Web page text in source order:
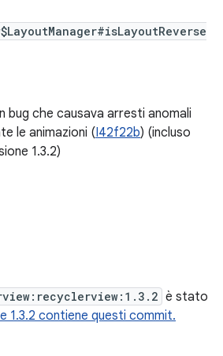
bug che causava arresti anomali
le animazioni (I42f22b) (incluso
1.3.2)
è stato
1.3.2 contiene questi commit.